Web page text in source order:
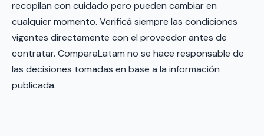
recopilan con cuidado pero pueden cambiar en
cualquier momento. Verificá siempre las condiciones
vigentes directamente con el proveedor antes de
contratar. ComparaLatam no se hace responsable de
las decisiones tomadas en base a la información
publicada.